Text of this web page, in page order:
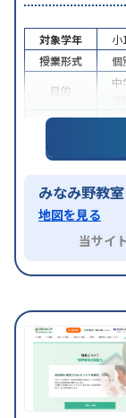
対象学年 小
授業形式
個
目的
中
特徴
授
みなみ野教室
地図を見る
当サイ